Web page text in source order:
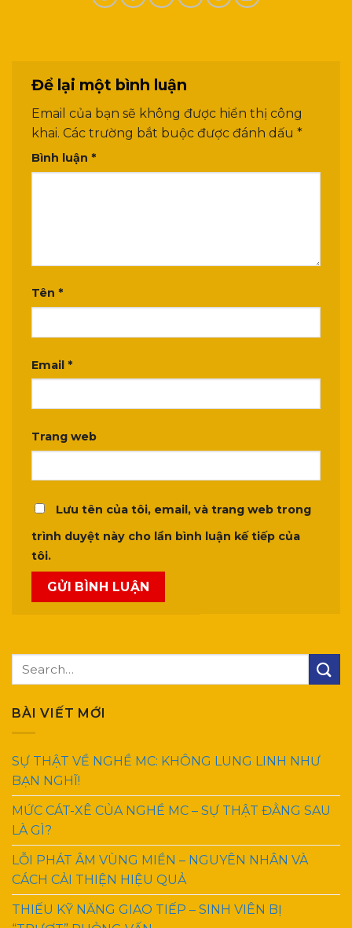
Để lại một bình luận
Email của bạn sẽ không được hiển thị công
khai. Các trường bắt buộc được đánh dấu *
Bình luận *
Tên *
Email *
Trang web
Lưu tên của tôi, email, và trang web trong
trình duyệt này cho lần bình luận kế tiếp của
tôi.
BÀI VIẾT MỚI
SỰ THẬT VỀ NGHỀ MC: KHÔNG LUNG LINH NHƯ
BẠN NGHĨ!
MỨC CÁT-XÊ CỦA NGHỀ MC – SỰ THẬT ĐẰNG SAU
LÀ GÌ?
LỖI PHÁT ÂM VÙNG MIỀN – NGUYÊN NHÂN VÀ
CÁCH CẢI THIỆN HIỆU QUẢ
THIẾU KỸ NĂNG GIAO TIẾP – SINH VIÊN BỊ